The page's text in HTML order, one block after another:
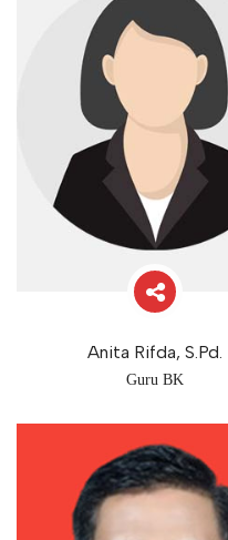
Anita Rifda, S.Pd.
Guru BK